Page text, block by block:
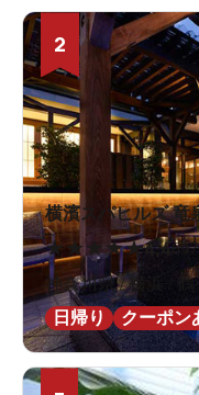
2
横濱スパヒルズ 竜
★★ ★★★4.4
神奈川県 / 横浜 /
日帰り
クーポン